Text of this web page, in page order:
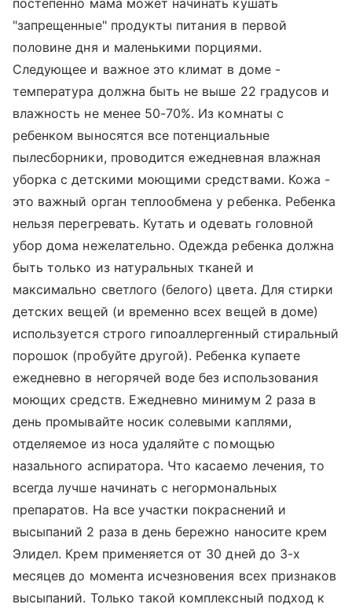
постепенно мама может начинать кушать
"запрещенные" продукты питания в первой
половине дня и маленькими порциями.
Следующее и важное это климат в доме -
температура должна быть не выше 22 градусов и
влажность не менее 50-70%. Из комнаты с
ребенком выносятся все потенциальные
пылесборники, проводится ежедневная влажная
уборка с детскими моющими средствами. Кожа -
это важный орган теплообмена у ребенка. Ребенка
нельзя перегревать. Кутать и одевать головной
убор дома нежелательно. Одежда ребенка должна
быть только из натуральных тканей и
максимально светлого (белого) цвета. Для стирки
детских вещей (и временно всех вещей в доме)
используется строго гипоаллергенный стиральный
порошок (пробуйте другой). Ребенка купаете
ежедневно в негорячей воде без использования
моющих средств. Ежедневно минимум 2 раза в
день промывайте носик солевыми каплями,
отделяемое из носа удаляйте с помощью
назального аспиратора. Что касаемо лечения, то
всегда лучше начинать с негормональных
препаратов. На все участки покраснений и
высыпаний 2 раза в день бережно наносите крем
Элидел. Крем применяется от 30 дней до 3-х
месяцев до момента исчезновения всех признаков
высыпаний. Только такой комплексный подход к